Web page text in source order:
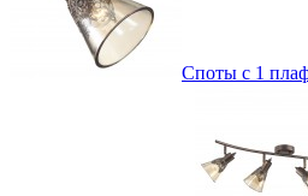
Споты с 1